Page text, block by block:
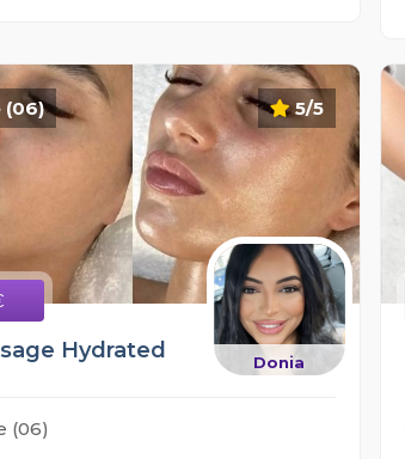
5/5
(06)
Donia
Hydrated
(06)